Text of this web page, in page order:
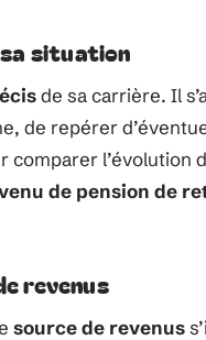
situation
de sa carrière. Il
de repérer
comparer l’évolution
de pension de
revenus
source de revenus